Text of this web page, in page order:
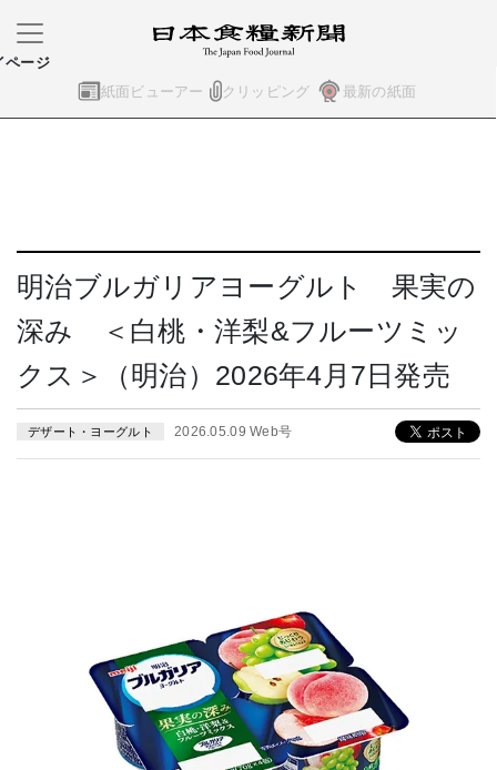
紙面ビューアー クリッピング 最新の紙面
ページ
明治ブルガリアヨーグルト 果実の
深み ＜白桃・洋梨&フルーツミッ
クス＞（明治）2026年4月7日発売
デザート・ヨーグルト 2026.05.09 Web号